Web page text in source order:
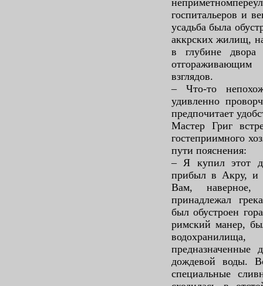
госпитальеров и
усадьба была
аккрских жилищ,
в глубине двора
взглядов.
– Что-то
удивленно
предпочитает
Мастер Григ
гостеприимного
пути пояснения:
– Я купил этот
прибыл в Акру, и
Вам, наверное,
принадлежал
был обустроен
римский манер,
предназначенные
дождевой воды.
специальные